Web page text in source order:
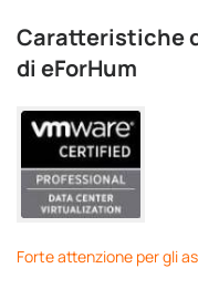
Caratteristiche
di eForHum
Forte attenzione per gli